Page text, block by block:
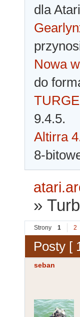
dla
Nowa
do
9.4.5.
Altirra
8-
»
Strony 1 2
Posty [
seban